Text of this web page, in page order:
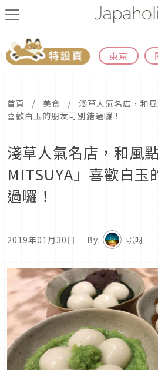
東京
首頁 美食
淺草人氣名店，和
喜歡白玉的朋友可別錯過囉！
淺草人氣名店，和風
MITSUYA」喜歡白玉
過囉！
2019年01月30日 ｜ By 咪呀